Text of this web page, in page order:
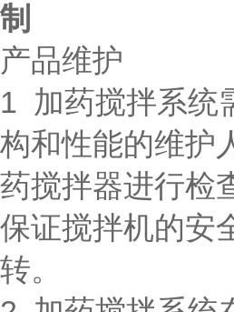
制
产品维护
1 加药搅拌系统
构和性能的维护
药搅拌器进行检
保证搅拌机的安
转。